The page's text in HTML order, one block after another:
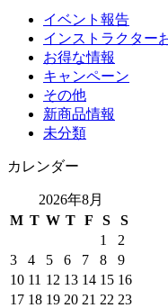
イベント報告
インストラクター
お得な情報
キャンペーン
その他
新商品情報
未分類
カレンダー
2026年8月
M T W T F S
S
1
2
3
4 5 6 7 8
9
10 11 12 13 14 15 16
17 18 19 20 21 22 23